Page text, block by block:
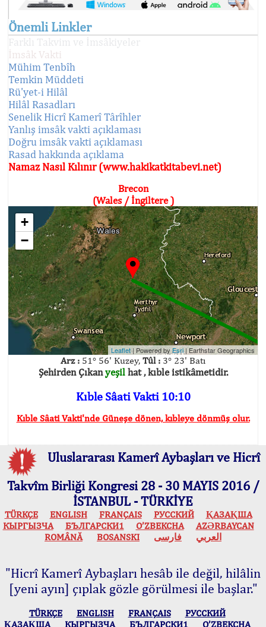
Önemli Linkler
İmsâk Vakti
Mühim Tenbîh
Temkin Müddeti
Rü'yet-i Hilâl
Hilâl Rasadları
Senelik Hicrî Kamerî Târîhler
Yanlış imsâk vakti açıklaması
Doğru imsâk vakti açıklaması
Rasad hakkında açıklama
Namaz Nasıl Kılınır (www.hakikatkitabevi.net)
Brecon
(Wales / İngiltere )
+
−
Leaflet | Powered byEsri|Earthstar Geographics
Arz : 51° 56' Kuzey, Tûl : 3° 23' Batı
Şehirden Çıkanyeşilhat , kıble istikâmetidir.
Kıble Sâati Vakti 10:10
Kıble Sâati Vakti'nde Güneşe dönen, kıbleye dönmüş olur.
Uluslararası Kamerî Aybaşları ve Hicrî
Takvîm Birliği Kongresi 28 - 30 MAYIS 2016 /
İSTANBUL - TÜRKİYE
TÜRKÇE ENGLISH FRANÇAIS РУССКИЙ
ҚАЗАҚША
КЫPГЫЗЧA
БЪЛГАРСКИ1 O’ZBEKCHA
AZӘRBAYCAN
ROMÂNĂ
BOSANSKI العربي فارسی
"Hicrî Kamerî Aybaşları hesâb ile değil, hilâlin
[yeni ayın] çıplak gözle görülmesi ile başlar."
TÜRKÇE ENGLISH FRANÇAIS
РУССКИЙ
ҚАЗАҚША
КЫPГЫЗЧA БЪЛГАРСКИ1 O’ZBEKCHA